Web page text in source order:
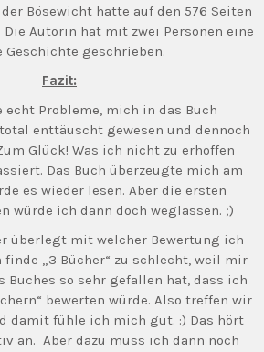
Bösewicht hatte auf den 576 Seiten
Autorin hat mit zwei Personen eine
Geschichte geschrieben.
Fazit:
echt Probleme, mich in das Buch
enttäuscht gewesen und dennoch
Glück! Was ich nicht zu erhoffen
Das Buch überzeugte mich am
es wieder lesen. Aber die ersten
würde ich dann doch weglassen. ;)
überlegt mit welcher Bewertung ich
„3 Bücher“ zu schlecht, weil mir
Buches so sehr gefallen hat, dass ich
bewerten würde. Also treffen wir
damit fühle ich mich gut. :) Das hört
an. Aber dazu muss ich dann noch